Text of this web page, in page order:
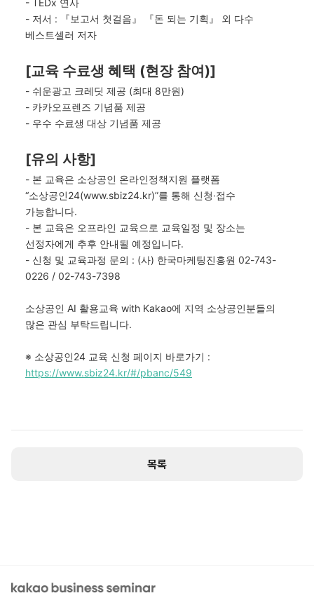
- TEDx 연사
- 저서 : 『보고서 첫걸음 』 『돈 되는 기획 』 외 다수
베스트셀러 저자
[교육 수료생 혜택 (현장 참여)]
- 쉬운광고 크레딧 제공 (최대 8만원)
- 카카오프렌즈 기념품 제공
- 우수 수료생 대상 기념품 제공
[유의 사항]
- 본 교육은 소상공인 온라인정책지원 플랫폼
“소상공인24(www.sbiz24.kr)”를 통해 신청·접수
가능합니다.
- 본 교육은 오프라인 교육으로 교육일정 및 장소는
선정자에게 추후 안내될 예정입니다.
- 신청 및 교육과정 문의 : (사) 한국마케팅진흥원 02-743-
0226 / 02-743-7398
소상공인 AI 활용교육 with Kakao에 지역 소상공인분들의
많은 관심 부탁드립니다.
※ 소상공인24 교육 신청 페이지 바로가기 :
https://www.sbiz24.kr/#/pbanc/549
목록
kakao business seminar